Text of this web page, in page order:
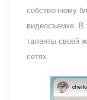
собственному
видеосъемке. В
таланты своей
сетях.